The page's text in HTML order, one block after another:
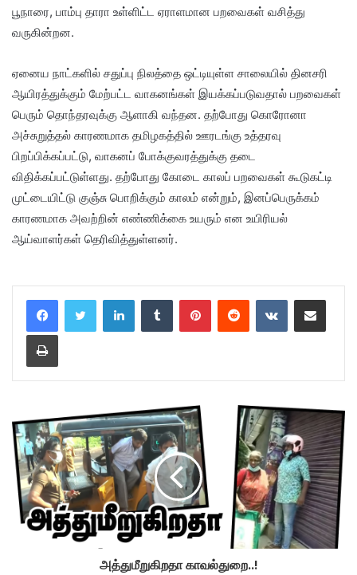
பூநாரை, பாம்பு தாரா உள்ளிட்ட ஏராளமான பறவைகள் வசித்து
வருகின்றன.
ஏனைய நாட்களில் சதுப்பு நிலத்தை ஒட்டியுள்ள சாலையில் தினசரி
ஆயிரத்துக்கும் மேற்பட்ட வாகனங்கள் இயக்கப்படுவதால் பறவைகள்
பெரும் தொந்தரவுக்கு ஆளாகி வந்தன. தற்போது கொரோனா
அச்சுறுத்தல் காரணமாக தமிழகத்தில் ஊரடங்கு உத்தரவு
பிறப்பிக்கப்பட்டு, வாகனப் போக்குவரத்துக்கு தடை
விதிக்கப்பட்டுள்ளது. தற்போது கோடை காலப் பறவைகள் கூடுகட்டி
முட்டையிட்டு குஞ்சு பொறிக்கும் காலம் என்றும், இனப்பெருக்கம்
காரணமாக அவற்றின் எண்ணிக்கை உயரும் என உயிரியல்
ஆய்வாளர்கள் தெரிவித்துள்ளனர்.
LinkedInTumblr PinterestReddit VKontakteShare via Email
Print
அத்துமீறுகிறதா காவல்துறை..!